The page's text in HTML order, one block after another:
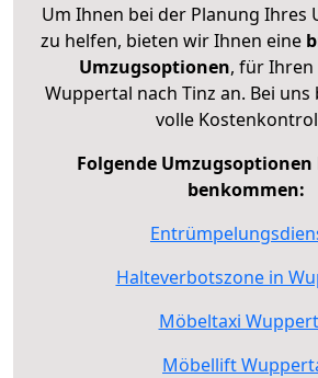
Um Ihnen bei der Planung Ihres
zu helfen, bieten wir Ihnen eine
Umzugsoptionen, für Ihren
Wuppertal nach Tinz an. Bei uns
volle
Folgende Umzugsoptionen
benkommen:
Halteverbotszone in
Möbeltaxi
Möbellift